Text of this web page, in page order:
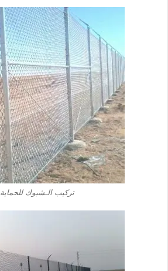
تركيب الـشبوك للحماية